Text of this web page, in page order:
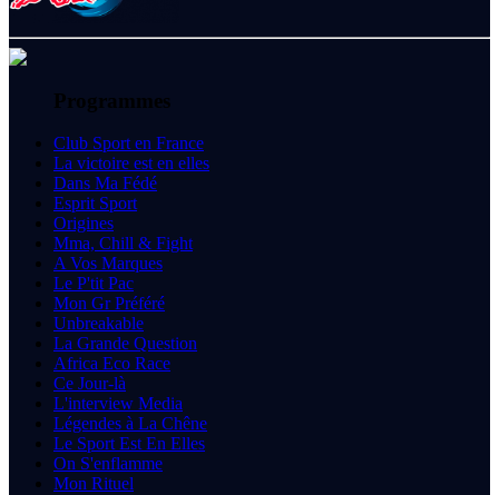
Programmes
Club Sport en France
La victoire est en elles
Dans Ma Fédé
Esprit Sport
Origines
Mma, Chill & Fight
A Vos Marques
Le P'tit Pac
Mon Gr Préféré
Unbreakable
La Grande Question
Africa Eco Race
Ce Jour-là
L'interview Media
Légendes à La Chêne
Le Sport Est En Elles
On S'enflamme
Mon Rituel